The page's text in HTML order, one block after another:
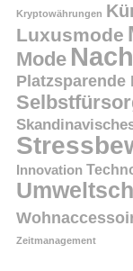
Kryptowährungen
Luxusmode
Mode
Platzsparende
Innovation
Zeitmanagement